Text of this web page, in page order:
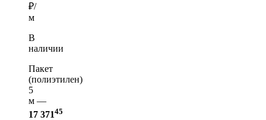
₽/
м
В
наличии
Пакет
(полиэтилен)
5
м —
17 37145